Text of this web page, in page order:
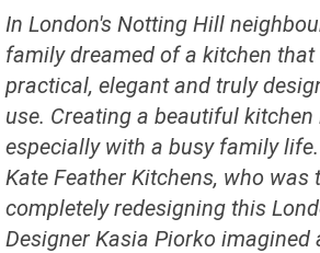
In London's Notting Hill
family dreamed of a kitchen
practical, elegant and truly
use. Creating a beautiful
especially with a busy family
Kate Feather Kitchens, who was
completely redesigning this
Designer Kasia Piorko imagined